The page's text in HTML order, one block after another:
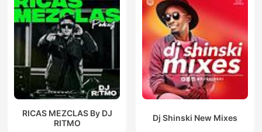
RICAS MEZCLAS By DJ
RITMO
Dj Shinski New Mixes